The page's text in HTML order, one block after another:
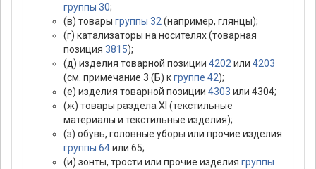
группы 30;
(в) товары группы 32 (например, глянцы);
(г) катализаторы на носителях (товарная
позиция 3815);
(д) изделия товарной позиции 4202 или 4203
(см. примечание 3 (Б) кгруппе 42);
(е) изделия товарной позиции 4303 или 4304;
(ж) товары раздела ХI (текстильные
материалы и текстильные изделия);
(з) обувь, головные уборы или прочие изделия
группы 64или 65;
(и) зонты, трости или прочие изделия группы